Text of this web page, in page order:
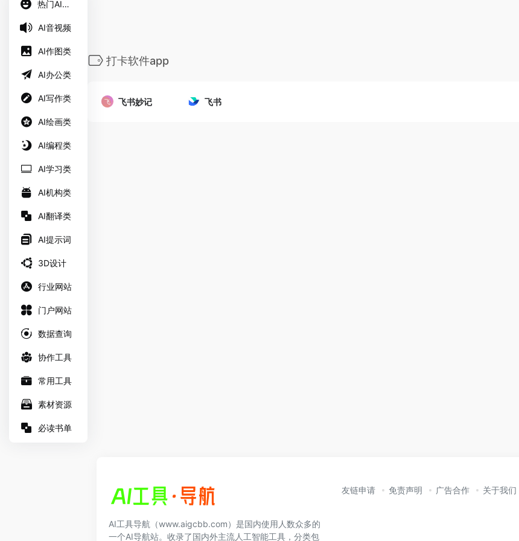
热门AI工具
AI音视频
AI作图类
AI办公类
AI写作类
AI绘画类
AI编程类
AI学习类
AI机构类
AI翻译类
AI提示词
3D设计
行业网站
门户网站
数据查询
协作工具
常用工具
素材资源
必读书单
打卡软件app
飞书妙记 飞书
AI工具导航（www.aigcbb.com）是国内使用人数众多的
一个AI导航站。收录了国内外主流人工智能工具，分类包
友链申请 免责声明 广告合作 关于我们